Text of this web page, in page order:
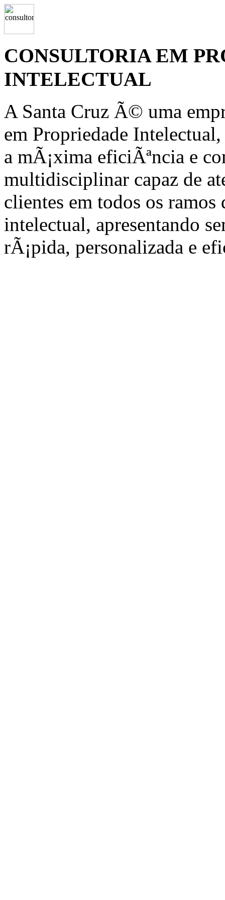
CONSULTORIA EM
INTELECTUAL
A Santa Cruz Ã© uma
em Propriedade
a mÃ¡xima eficiÃªncia e
multidisciplinar capaz de
clientes em todos os
intelectual, apresentando
rÃ¡pida, personalizada e